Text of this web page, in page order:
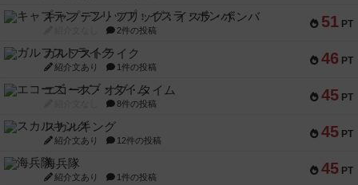
51 PT
キャプテン・フリップ：イスラ・ボンバ
2件の投稿
46 PT
ガルフストライク
紹介文あり 1件の投稿
45 PT
エコーズ・オブ・タイム
8件の投稿
45 PT
スカルキング
紹介文あり 12件の投稿
45 PT
海兵隊
紹介文あり 1件の投稿